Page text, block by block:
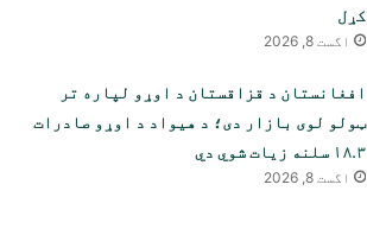
کړل
اگست 8, 2026
افغانستان د قزاقستان د اوړو لپاره تر
ټولو لوی بازار دی؛ د هیواد د اوړو صادرات
۱۸.۳ سلنه زیات شوي دي
اگست 8, 2026